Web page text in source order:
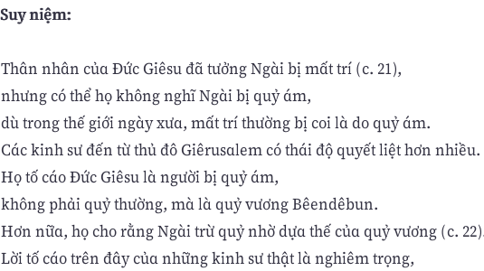
Suy niệm:
Thân nhân của Đức Giêsu đã tưởng Ngài bị mất trí (c. 21),
nhưng có thể họ không nghĩ Ngài bị quỷ ám,
dù trong thế giới ngày xưa, mất trí thường bị coi là do quỷ ám.
Các kinh sư đến từ thủ đô Giêrusalem có thái độ quyết liệt hơn nhiều.
Họ tố cáo Đức Giêsu là người bị quỷ ám,
không phải quỷ thường, mà là quỷ vương Bêendêbun.
Hơn nữa, họ cho rằng Ngài trừ quỷ nhờ dựa thế của quỷ vương (c.
Lời tố cáo trên đây của những kinh sư thật là nghiêm trọng,